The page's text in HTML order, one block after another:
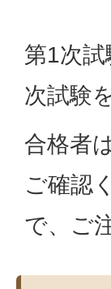
第1次
次試験
合格者
ご確認
で、ご